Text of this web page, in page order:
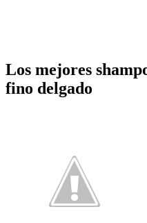
Los mejores
fino delgado